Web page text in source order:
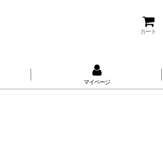
カート
マイページ